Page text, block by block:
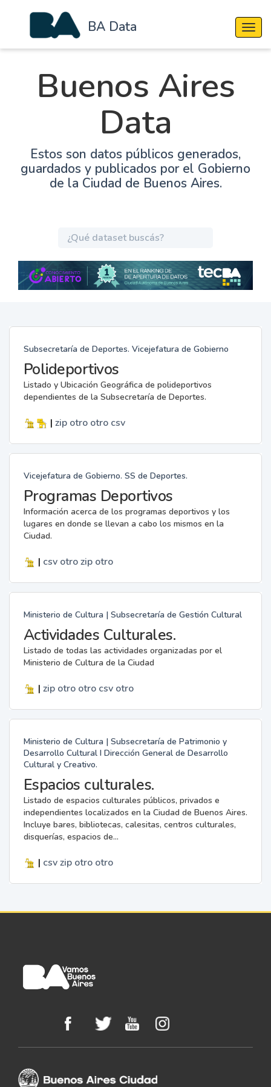
BA Data
Buenos Aires
Data
Estos son datos públicos generados,
guardados y publicados por el Gobierno
de la Ciudad de Buenos Aires.
Subsecretaría de Deportes. Vicejefatura de Gobierno
Polideportivos
Listado y Ubicación Geográfica de polideportivos
dependientes de la Subsecretaría de Deportes.
| zip otro otro csv
Vicejefatura de Gobierno. SS de Deportes.
Programas Deportivos
Información acerca de los programas deportivos y los
lugares en donde se llevan a cabo los mismos en la
Ciudad.
| csv otro zip otro
Ministerio de Cultura | Subsecretaría de Gestión Cultural
Actividades Culturales.
Listado de todas las actividades organizadas por el
Ministerio de Cultura de la Ciudad
| zip otro otro csv otro
Ministerio de Cultura | Subsecretaría de Patrimonio y
Desarrollo Cultural I Dirección General de Desarrollo
Cultural y Creativo.
Espacios culturales.
Listado de espacios culturales públicos, privados e
independientes localizados en la Ciudad de Buenos Aires.
Incluye bares, bibliotecas, calesitas, centros culturales,
disquerías, espacios de...
| csv zip otro otro